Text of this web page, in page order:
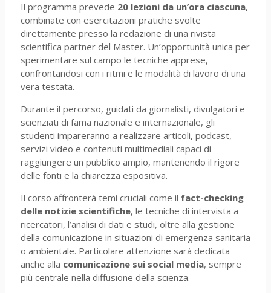
Il programma prevede 20 lezioni da un’ora ciascuna,
combinate con esercitazioni pratiche svolte
direttamente presso la redazione di una rivista
scientifica partner del Master. Un’opportunità unica per
sperimentare sul campo le tecniche apprese,
confrontandosi con i ritmi e le modalità di lavoro di una
vera testata.
Durante il percorso, guidati da giornalisti, divulgatori e
scienziati di fama nazionale e internazionale, gli
studenti impareranno a realizzare articoli, podcast,
servizi video e contenuti multimediali capaci di
raggiungere un pubblico ampio, mantenendo il rigore
delle fonti e la chiarezza espositiva.
Il corso affronterà temi cruciali come il fact-checking
delle notizie scientifiche, le tecniche di intervista a
ricercatori, l’analisi di dati e studi, oltre alla gestione
della comunicazione in situazioni di emergenza sanitaria
o ambientale. Particolare attenzione sarà dedicata
anche alla comunicazione sui social media, sempre
più centrale nella diffusione della scienza.